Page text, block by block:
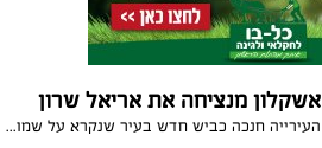
אשקלון מנציחה את אריאל שרון
העירייה חנכה כביש חדש בעיר שנקרא על שמו של ראש הממשלה לשעבר. ועדת השמות העירונית נימקה את ההחלטה: שרון פעל רבות למען ביטחון מדינת ישראל, היה לראש הממשלה האחד עשר שלה ולחם את מלחמות ישראל הרבות עוד מתקומתה